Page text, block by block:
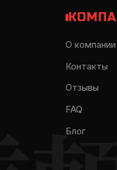
О компании
Контакты
Отзывы
FAQ
Блог